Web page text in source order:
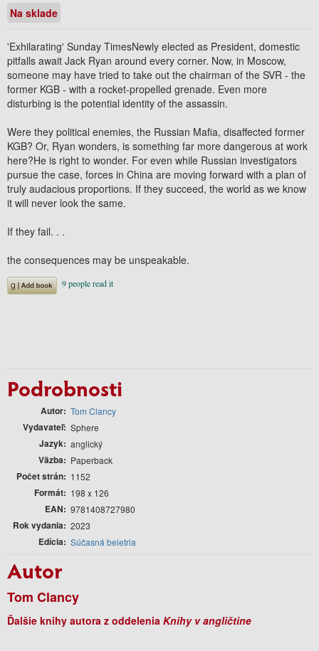
Na sklade
'Exhilarating' Sunday TimesNewly elected as President, domestic
pitfalls await Jack Ryan around every corner. Now, in Moscow,
someone may have tried to take out the chairman of the SVR - the
former KGB - with a rocket-propelled grenade. Even more
disturbing is the potential identity of the assassin.
Were they political enemies, the Russian Mafia, disaffected former
KGB? Or, Ryan wonders, is something far more dangerous at work
here?He is right to wonder. For even while Russian investigators
pursue the case, forces in China are moving forward with a plan of
truly audacious proportions. If they succeed, the world as we know
it will never look the same.
If they fail. . .
the consequences may be unspeakable.
Podrobnosti
Autor Tom Clancy
Vydavateľ Sphere
Jazyk anglický
Väzba Paperback
Počet strán 1152
Formát 198 x 126
EAN 9781408727980
Rok vydania 2023
Edícia Súčasná beletria
Autor
Tom Clancy
Ďalšie knihy autora z oddelenia Knihy v angličtine